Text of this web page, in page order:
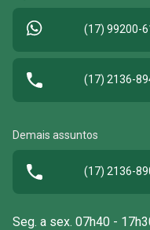
(17) 99200-
(17) 2136-
Demais assuntos
(17) 2136-
Seg. a sex. 07h40 -